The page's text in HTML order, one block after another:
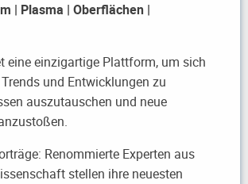
| Plasma | Oberflächen |
eine einzigartige Plattform, um sich
und Entwicklungen zu
auszutauschen und neue
Renommierte Experten aus
stellen ihre neuesten